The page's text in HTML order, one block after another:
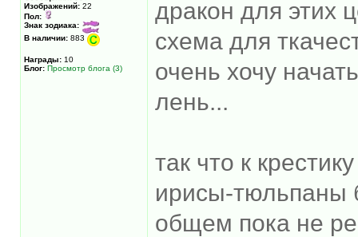
Изображений: 22
Пол:
Знак зодиака:
В наличии: 883
Награды: 10
Блог: Просмотр блога (3)
дракон для этих
схема для
очень хочу
лень...
так что к
ирисы-тюльпаны
общем пока не